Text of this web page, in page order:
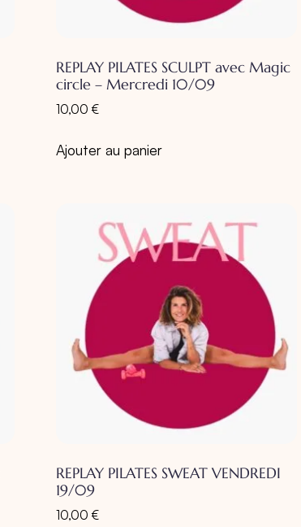
REPLAY PILATES SCULPT avec Magic
circle – Mercredi 10/09
10,00€
Ajouter au panier
REPLAY PILATES SWEAT VENDREDI
19/09
10,00€